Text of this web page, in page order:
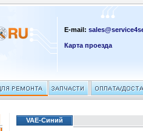
E-mail:
Карта проезда
VAE-Синий